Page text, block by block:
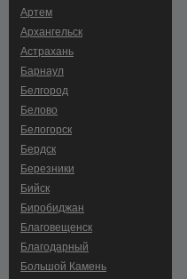
Артем
Архангельск
Астрахань
Барнаул
Белгород
Белово
Белогорск
Бердск
Березники
Бийск
Биробиджан
Благовещенск
Благодарный
Большой Камень